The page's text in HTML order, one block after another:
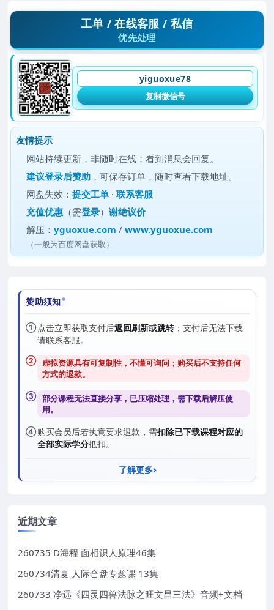
工单 / 在线客服 / 私信
优先处理
yiguoxue78
复制微信号
友情提示
网站持续更新，非随时在线；看到消息会回复。
建议登录后赞助 ，可保存订单，随时查看下载地址。
网盘失效：提交工单 ·联系客服
充值优惠 （需登录）谢绝议价
解压：yguoxue.com /www.yguoxue.com
（一般为百度网盘获取）
赞助须知
①点击立即获取支付后返回刷新或跳转；支付后无法下载
请联系客服。
② 虚拟资源具有可复制性，不懂可询问；购买后不支持任何
方式的退款。
③ 部分课程无法直接分享，已压缩处理，需下载后解压使
用。
④购买会员后若执意要求退款，需扣除已下载课程对应的
全部实际学分抵扣。
了解更多
近期文章
260735 D海程 面相识人原理46集
260734清夏 人际合盘专题课 13集
260733 净远《四灵四兽法脉之旺文昌三法》音频+文档